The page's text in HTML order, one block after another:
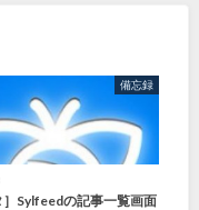
備忘録
］Sylfeedの記事一覧画面